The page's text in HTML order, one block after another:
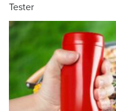
Tester